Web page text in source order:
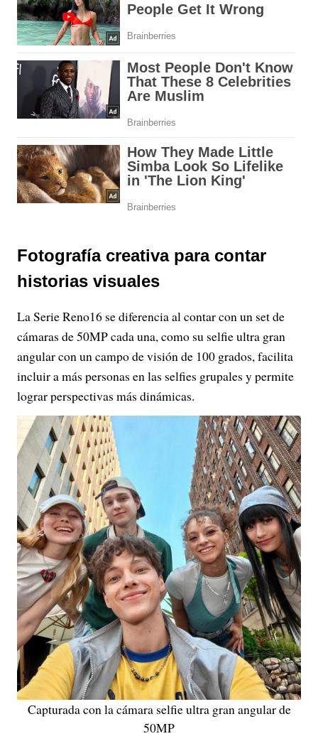
Fotografía creativa para contar
historias visuales
La Serie Reno16 se diferencia al contar con un set de
cámaras de 50MP cada una, como su selfie ultra gran
angular con un campo de visión de 100 grados, facilita
incluir a más personas en las selfies grupales y permite
lograr perspectivas más dinámicas.
Capturada con la cámara selfie ultra gran angular de
50MP